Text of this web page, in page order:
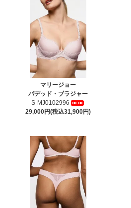
マリージョー
パデッド・ブラジャー
S-MJ0102996
29,000円(税込31,900円)